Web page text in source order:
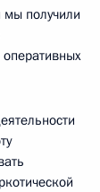
мы получили